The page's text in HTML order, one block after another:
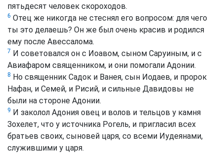
пятьдесят человек скороходов.
6 Отец же никогда не стеснял его вопросом: для чего
ты это делаешь? Он же был очень красив и родился
ему после Авессалома.
7 И советовался он с Иоавом, сыном Саруиным, и с
Авиафаром священником, и они помогали Адонии.
8 Но священник Садок и Ванея, сын Иодаев, и пророк
Нафан, и Семей, и Рисий, и сильные Давидовы не
были на стороне Адонии.
9 И заколол Адония овец и волов и тельцов у камня
Зохелет, что у источника Рогель, и пригласил всех
братьев своих, сыновей царя, со всеми Иудеянами,
служившими у царя.